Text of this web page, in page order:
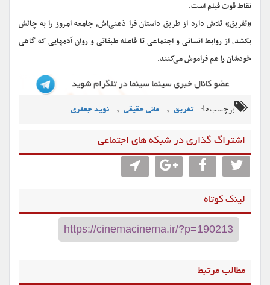
نقاط قوت فیلم است.
«تفریق» تلاش دارد از طریق داستان فرا ذهنی‌اش، جامعه امروز را به چالش
بکشد، از روابط انسانی و اجتماعی تا فاصله طبقاتی و روان آدمهایی که گاهی
خودشان را هم فراموش می‌کنند.
برچسب‌ها: تفریق , مانی حقیقی , نوید جعفری
اشتراگ گذاری در شبکه های اجتماعی
لینک کوتاه
مطالب مرتبط